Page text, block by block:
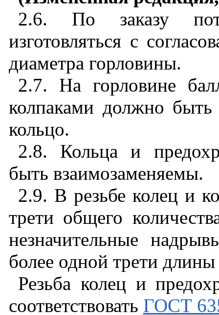
2.6. По заказу
изготовляться с
диаметра горловины.
2.7. На горловине
колпаками должно быть
кольцо.
2.8. Кольца и
быть взаимозаменяемы.
2.9. В резьбе колец и
трети общего
незначительные
более одной трети
Резьба колец и
соответствовать ГОСТ